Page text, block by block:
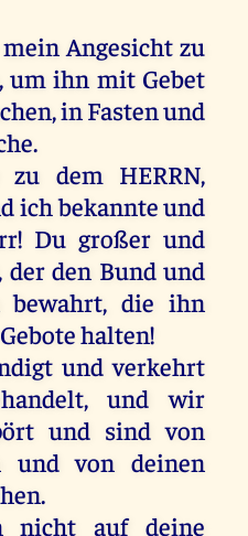
mein Angesicht zu
um ihn mit Gebet
,inFastenund
.
zu dem HERRN,
ichbekannteund
! Du großer und
der den Bund und
bewahrt,die ihn
Gebotehalten!
und verkehrt
,und
wir
und sind von
und von deinen
.
nicht auf deine